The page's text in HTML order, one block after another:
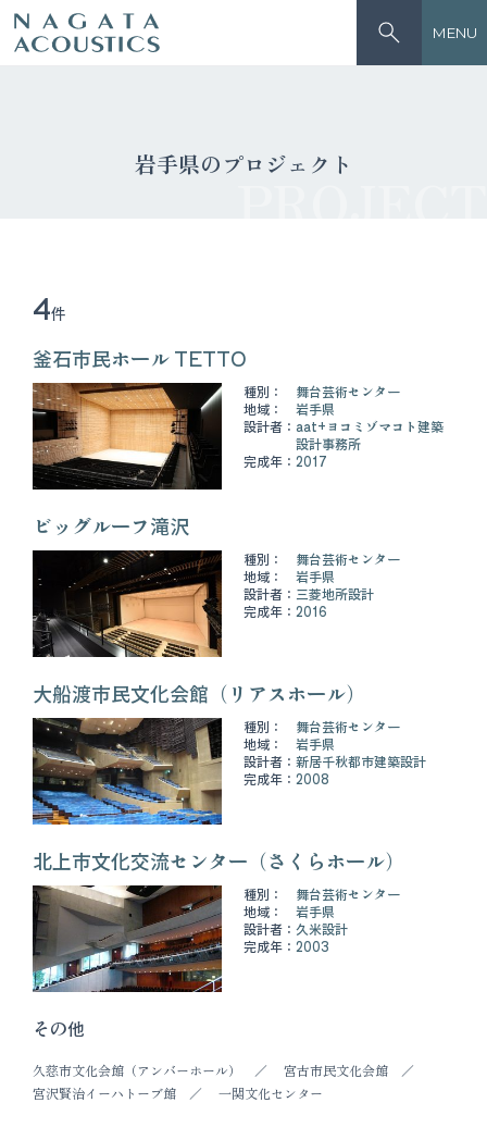
MENU
岩手県のプロジェクト
4件
釜石市民ホール TETTO
種別：
舞台芸術センター
地域：
岩手県
設計者： aat+ヨコミゾマコト建築
設計事務所
完成年： 2017
ビッグルーフ滝沢
種別：
舞台芸術センター
地域：
岩手県
設計者： 三菱地所設計
完成年： 2016
大船渡市民文化会館（リアスホール）
種別：
舞台芸術センター
地域：
岩手県
設計者： 新居千秋都市建築設計
完成年： 2008
北上市文化交流センター（さくらホール）
種別：
舞台芸術センター
地域：
岩手県
設計者： 久米設計
完成年： 2003
その他
久慈市文化会館（アンバーホール）
宮古市民文化会館
宮沢賢治イーハトーブ館
一関文化センター